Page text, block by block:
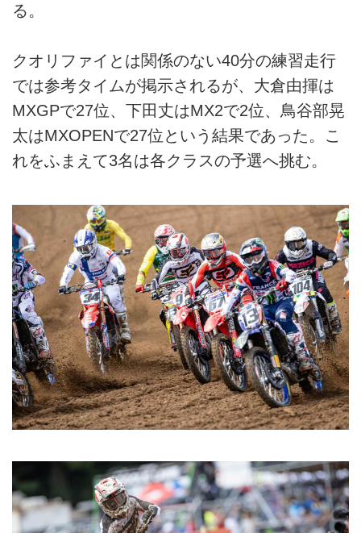
る。
クオリファイとは関係のない40分の練習走行
では参考タイムが掲示されるが、大倉由揮は
MXGPで27位、下田丈はMX2で2位、鳥谷部晃
太はMXOPENで27位という結果であった。こ
れをふまえて3名は各クラスの予選へ挑む。